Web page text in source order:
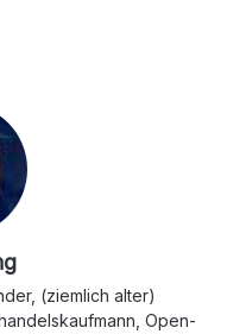
(ziemlich alter)
Open-